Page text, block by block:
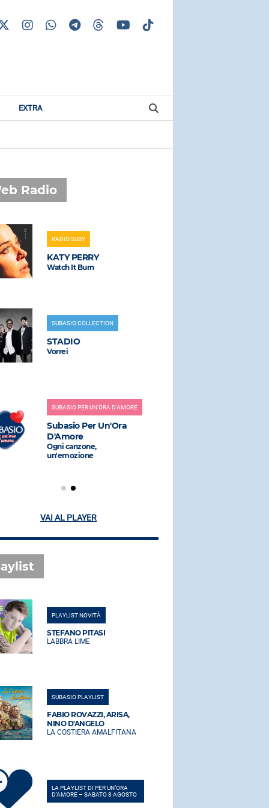
EXTRA
Radio
RADIO SUBY
KATY PERRY
Watch It Burn
SUBASIO COLLECTION
STADIO
Vorrei
SUBASIO PER UN'ORA D'AMORE
Subasio Per Un'Ora
D'Amore
Ogni canzone,
un'emozione
VAI AL PLAYER
PLAYLIST NOVITÀ
STEFANO PITASI
LABBRA LIME
SUBASIO PLAYLIST
FABIO ROVAZZI, ARISA,
NINO D'ANGELO
LA COSTIERA AMALFITANA
LA PLAYLIST DI PER UN’ORA
D’AMORE – SABATO 8 AGOSTO